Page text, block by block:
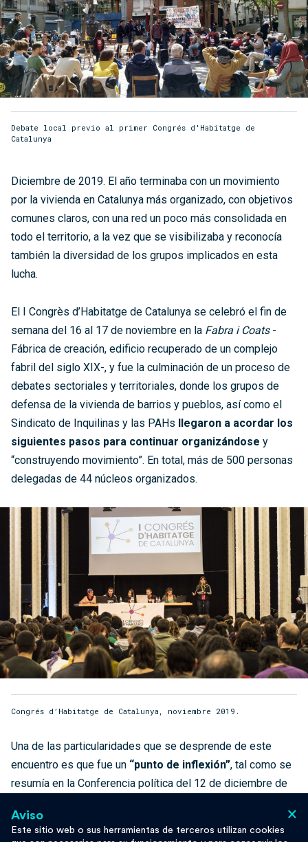
Debate local previo al primer Congrés d'Habitatge de
Catalunya
Diciembre de 2019. El año terminaba con un movimiento
por la vivienda en Catalunya más organizado, con objetivos
comunes claros, con una red un poco más consolidada en
todo el territorio, a la vez que se visibilizaba y reconocía
también la diversidad de los grupos implicados en esta
lucha.
El I Congrès d’Habitatge de Catalunya se celebró el fin de
semana del 16 al 17 de noviembre en la Fabra i Coats-
Fábrica de creación, edificio recuperado de un complejo
fabril del siglo XIX-, y fue la culminación de un proceso de
debates sectoriales y territoriales, donde los grupos de
defensa de la vivienda de barrios y pueblos, así como el
Sindicato de Inquilinas y las PAHs llegaron a acordar los
siguientes pasos para continuar organizándose y
“construyendo movimiento”. En total, más de 500 personas
delegadas de 44 núcleos organizados.
Congrés d’Habitatge de Catalunya, noviembre 2019.
Una de las particularidades que se desprende de este
encuentro es que fue un “punto de inflexión”, tal como se
resumía en la Conferencia política del 12 de diciembre de
Congreso. Es el
que hasta ahora se caracteriza por ser principalmente un
×
Aviso
Este sitio web o sus herramientas de terceros utilizan cookies